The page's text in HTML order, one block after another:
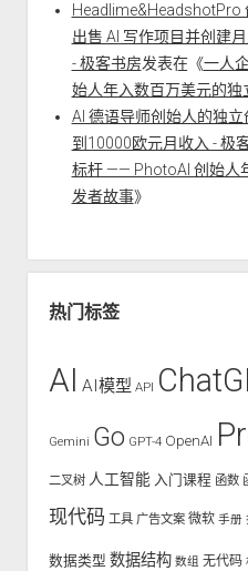
出售 AI 写作项目并创建
- 极客书房发表在《一人
始人年入数百万美元的独
AI 德语导师创始人的独
到10000欧元月收入 - 极
标杆 —— PhotoAI 创始人
发者故事》
热门标签
AI AI模型 API
Gemini Go GPT-4 OpenAI
二叉树 人工智能 入门课程 函数
现代码 工具 广告文案 微软 手册
数据类型 数据结构 数组 无代码